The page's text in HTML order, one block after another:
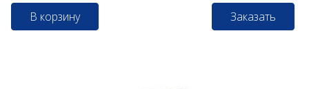
В корзину Заказать